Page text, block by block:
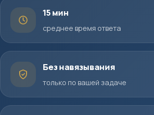
15 мин
среднее время ответа
Без навязывания
только по вашей задаче